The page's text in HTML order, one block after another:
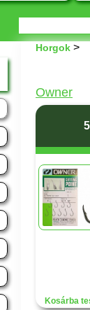
Horgok >
Owner
Kosárba